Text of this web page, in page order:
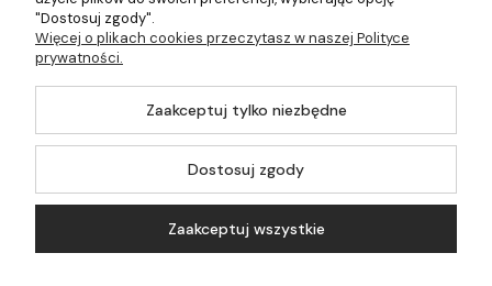
©2026 Wszelkie Prawa Zastrzeżone | 499.pl - najlepszy sklep z
"Dostosuj zgody".
Więcej o plikach cookies przeczytasz w naszej Polityce
prywatności.
Zaakceptuj tylko niezbędne
Dostosuj zgody
Zaakceptuj wszystkie